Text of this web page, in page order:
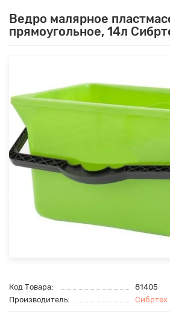
Ведро малярное
прямоугольное, 14л
Код Товара:
81405
Производитель:
Сибртех